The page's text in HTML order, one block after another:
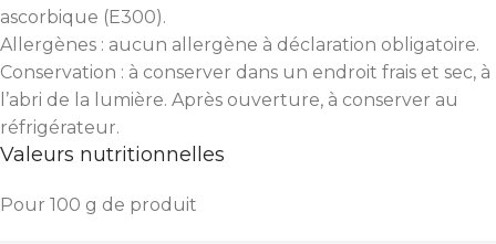
ascorbique (E300).
Allergènes : aucun allergène à déclaration obligatoire.
Conservation : à conserver dans un endroit frais et sec, à
l’abri de la lumière. Après ouverture, à conserver au
réfrigérateur.
Valeurs nutritionnelles
Pour 100 g de produit